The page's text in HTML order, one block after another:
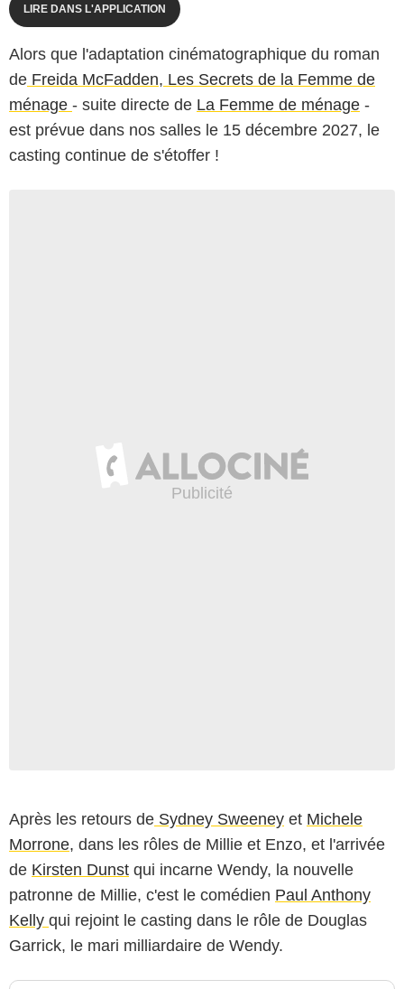
LIRE DANS L'APPLICATION
Alors que l'adaptation cinématographique du roman
de Freida McFadden, Les Secrets de la Femme de
ménage - suite directe de La Femme de ménage -
est prévue dans nos salles le 15 décembre 2027, le
casting continue de s'étoffer !
Après les retours de Sydney Sweeney et Michele
Morrone, dans les rôles de Millie et Enzo, et l'arrivée
de Kirsten Dunst qui incarne Wendy, la nouvelle
patronne de Millie, c'est le comédien Paul Anthony
Kelly qui rejoint le casting dans le rôle de Douglas
Garrick, le mari milliardaire de Wendy.